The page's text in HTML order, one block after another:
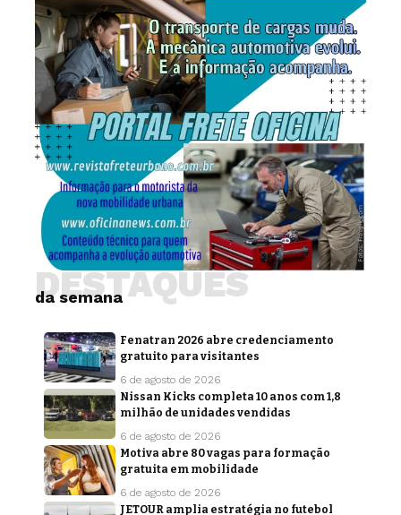
da semana
DESTAQUES
Fenatran 2026 abre credenciamento
gratuito para visitantes
6 de agosto de 2026
Nissan Kicks completa 10 anos com 1,8
milhão de unidades vendidas
6 de agosto de 2026
Motiva abre 80 vagas para formação
gratuita em mobilidade
6 de agosto de 2026
JETOUR amplia estratégia no futebol